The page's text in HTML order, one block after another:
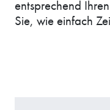
entsprechend
Sie, wie einfach